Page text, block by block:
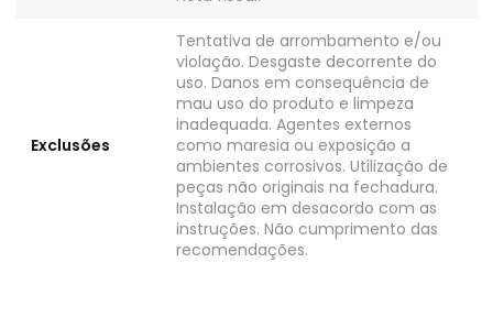
Exclusões
Tentativa de arrombamento e/ou
violação. Desgaste decorrente do
uso. Danos em consequência de
mau uso do produto e limpeza
inadequada. Agentes externos
como maresia ou exposição a
ambientes corrosivos. Utilização de
peças não originais na fechadura.
Instalação em desacordo com as
instruções. Não cumprimento das
recomendações.